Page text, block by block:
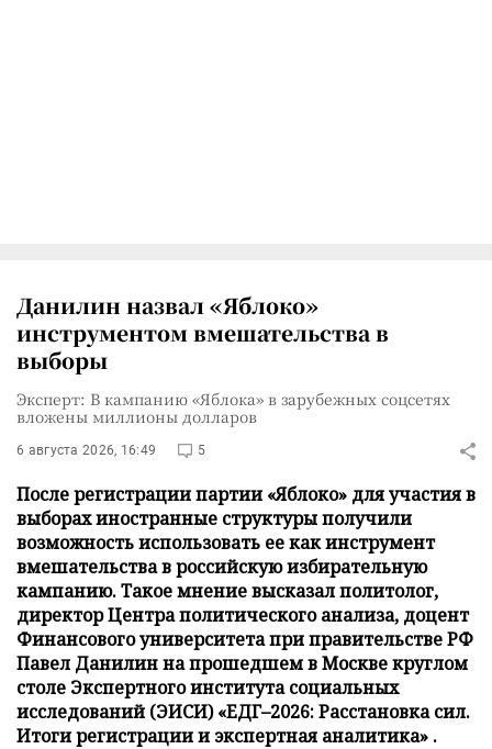
Данилин назвал «Яблоко»
инструментом вмешательства в
выборы
Эксперт: В кампанию «Яблока» в зарубежных соцсетях
вложены миллионы долларов
6 августа 2026, 16:49 5
После регистрации партии «Яблоко» для участия в
выборах иностранные структуры получили
возможность использовать ее как инструмент
вмешательства в российскую избирательную
кампанию. Такое мнение высказал политолог,
директор Центра политического анализа, доцент
Финансового университета при правительстве РФ
Павел Данилин на прошедшем в Москве круглом
столе Экспертного института социальных
исследований (ЭИСИ) «ЕДГ–2026: Расстановка сил.
Итоги регистрации и экспертная аналитика» .